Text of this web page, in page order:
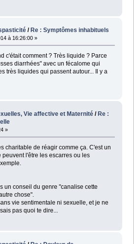
/ Re : Symptômes inhabituels
à 16:26:00 »
c'était comment ? Très liquide ? Parce
diarrhées" avec un fécalome qui
très liquides qui passent autour... Il y a
Vie affective et Maternité /Re :
»
charitable de réagir comme ça. C'est un
l'être les escarres ou les
un conseil du genre "canalise cette
chose".
vie sentimentale ni sexuelle, et je ne
pas quoi te dire...